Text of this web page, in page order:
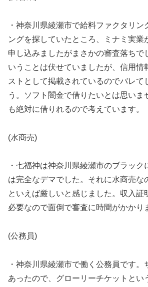
・神奈川県綾瀬市で給料ファクタリン
ングを探していたところ、ミナミ実業
申し込みましたがまさかの審査落ちで
いうことは伏せていましたが、信用情
ストとして掲載されているのでバレて
う。ソフト闇金で借りたいとは思いま
も絶対に借りれるので考えています。
(水商売)
・七福神は神奈川県綾瀬市のブラッ
は完全なデマでした。それに水商売な
といえば厳しいと感じました。収入証
必要なので面倒で審査に時間がかかり
(公務員)
・神奈川県綾瀬市で働く公務員です
あったので、グローリーチケットとい